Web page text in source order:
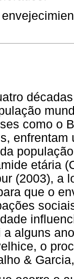
como o
etária
(2003), a
que o
a alguns
o
&